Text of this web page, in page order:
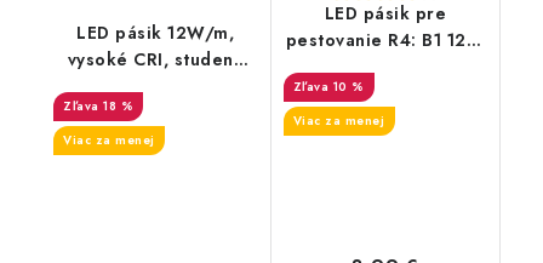
LED pásik 12W/m,
vysoké CRI, studená
biela 6500K
18 %
Viac za menej
LED pásik pre
pestovanie R4: B1 12W
/m
10 %
Viac za menej